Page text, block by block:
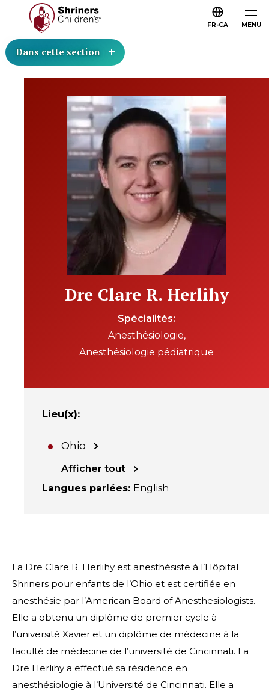
MENU
FR-CA
Dans cette section
Dre Clare R. Herlihy
Spécialités
Anesthésiologie
Anesthésiologie pédiatrique
Lieu(x):
Ohio
Afficher tout
Langues parlées: English
La Dre Clare R. Herlihy est anesthésiste à l’Hôpital
Shriners pour enfants de l’Ohio et est certifiée en
anesthésie par l’American Board of Anesthesiologists.
Elle a obtenu un diplôme de premier cycle à
l’université Xavier et un diplôme de médecine à la
faculté de médecine de l’université de Cincinnati. La
Dre Herlihy a effectué sa résidence en
anesthésiologie à l’Université de Cincinnati. Elle a